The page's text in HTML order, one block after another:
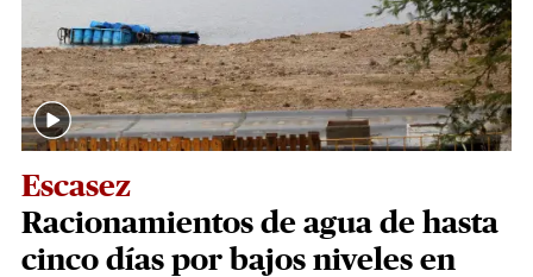
Escasez
Racionamientos de agua de hasta
cinco días por bajos niveles en